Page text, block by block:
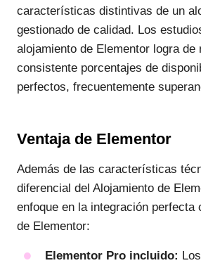
características distintivas de un
gestionado de calidad. Los
alojamiento de Elementor logra de
consistente porcentajes de
perfectos, frecuentemente
Ventaja de Elementor
Además de las características
diferencial del Alojamiento de
enfoque en la integración perfecta
de Elementor:
Elementor Pro incluido: